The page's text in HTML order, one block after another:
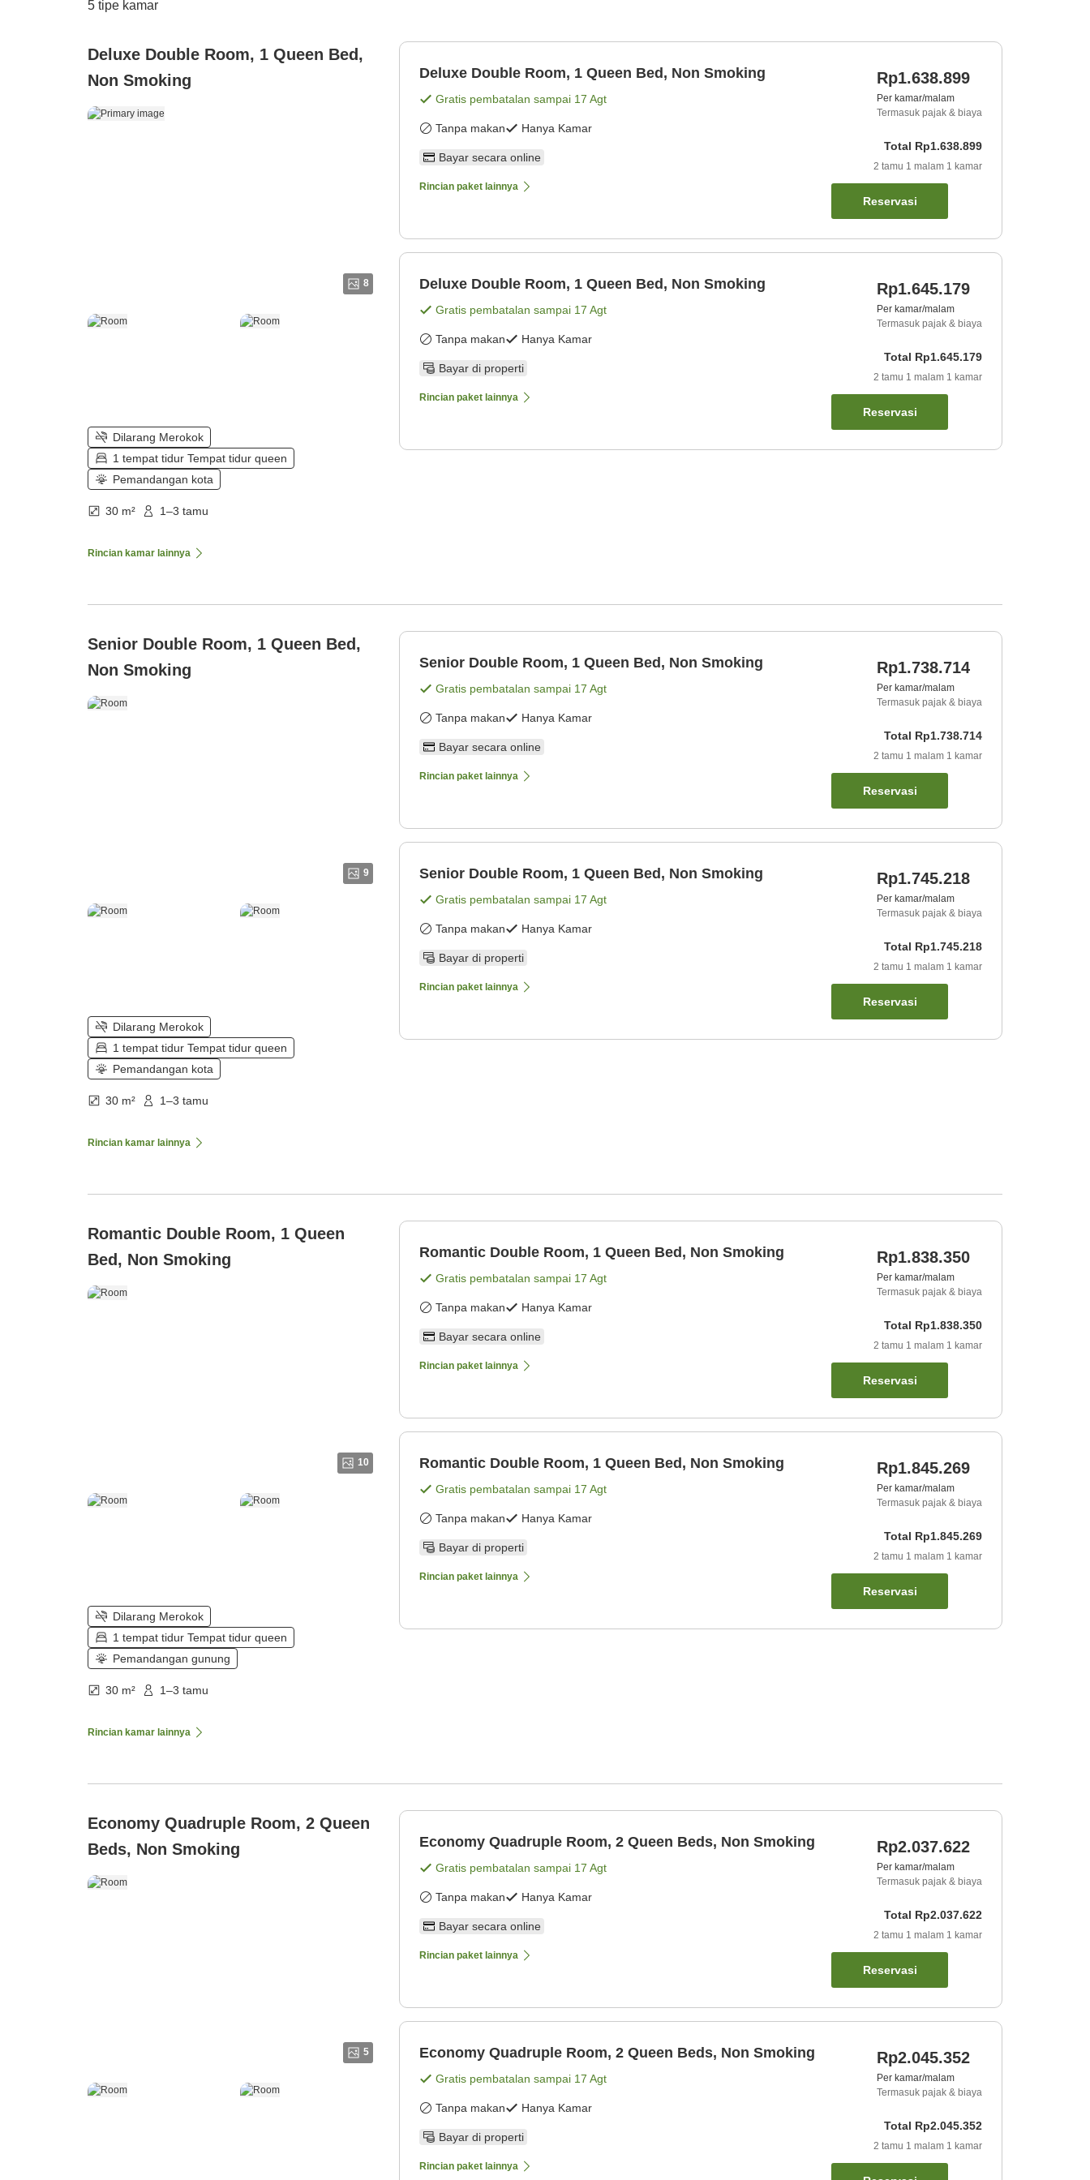
5 tipe kamar
Deluxe Double Room, 1 Queen Bed,
Non Smoking
8
Dilarang Merokok
1 tempat tidur Tempat tidur queen
Pemandangan kota
30 m² 1–3 tamu
Rincian kamar lainnya
Deluxe Double Room, 1 Queen Bed, Non Smoking
Gratis pembatalan sampai 17 Agt
Tanpa makan Hanya Kamar
Bayar secara online
Rincian paket lainnya
Rp1.638.899
Per kamar/malam
Termasuk pajak & biaya
Total Rp1.638.899
2 tamu 1 malam 1 kamar
Reservasi
Deluxe Double Room, 1 Queen Bed, Non Smoking
Gratis pembatalan sampai 17 Agt
Tanpa makan Hanya Kamar
Bayar di properti
Rincian paket lainnya
Rp1.645.179
Per kamar/malam
Termasuk pajak & biaya
Total Rp1.645.179
2 tamu 1 malam 1 kamar
Reservasi
Senior Double Room, 1 Queen Bed,
Non Smoking
9
Dilarang Merokok
1 tempat tidur Tempat tidur queen
Pemandangan kota
30 m² 1–3 tamu
Rincian kamar lainnya
Senior Double Room, 1 Queen Bed, Non Smoking
Gratis pembatalan sampai 17 Agt
Tanpa makan Hanya Kamar
Bayar secara online
Rincian paket lainnya
Rp1.738.714
Per kamar/malam
Termasuk pajak & biaya
Total Rp1.738.714
2 tamu 1 malam 1 kamar
Reservasi
Senior Double Room, 1 Queen Bed, Non Smoking
Gratis pembatalan sampai 17 Agt
Tanpa makan Hanya Kamar
Bayar di properti
Rincian paket lainnya
Rp1.745.218
Per kamar/malam
Termasuk pajak & biaya
Total Rp1.745.218
2 tamu 1 malam 1 kamar
Reservasi
Romantic Double Room, 1 Queen
Bed, Non Smoking
10
Dilarang Merokok
1 tempat tidur Tempat tidur queen
Pemandangan gunung
30 m² 1–3 tamu
Rincian kamar lainnya
Romantic Double Room, 1 Queen Bed, Non Smoking
Gratis pembatalan sampai 17 Agt
Tanpa makan Hanya Kamar
Bayar secara online
Rincian paket lainnya
Rp1.838.350
Per kamar/malam
Termasuk pajak & biaya
Total Rp1.838.350
2 tamu 1 malam 1 kamar
Reservasi
Romantic Double Room, 1 Queen Bed, Non Smoking
Gratis pembatalan sampai 17 Agt
Tanpa makan Hanya Kamar
Bayar di properti
Rincian paket lainnya
Rp1.845.269
Per kamar/malam
Termasuk pajak & biaya
Total Rp1.845.269
2 tamu 1 malam 1 kamar
Reservasi
Economy Quadruple Room, 2 Queen
Beds, Non Smoking
5
Economy Quadruple Room, 2 Queen Beds, Non Smoking
Gratis pembatalan sampai 17 Agt
Tanpa makan Hanya Kamar
Bayar secara online
Rincian paket lainnya
Rp2.037.622
Per kamar/malam
Termasuk pajak & biaya
Total Rp2.037.622
2 tamu 1 malam 1 kamar
Reservasi
Economy Quadruple Room, 2 Queen Beds, Non Smoking
Gratis pembatalan sampai 17 Agt
Tanpa makan Hanya Kamar
Bayar di properti
Rincian paket lainnya
Rp2.045.352
Per kamar/malam
Termasuk pajak & biaya
Total Rp2.045.352
2 tamu 1 malam 1 kamar